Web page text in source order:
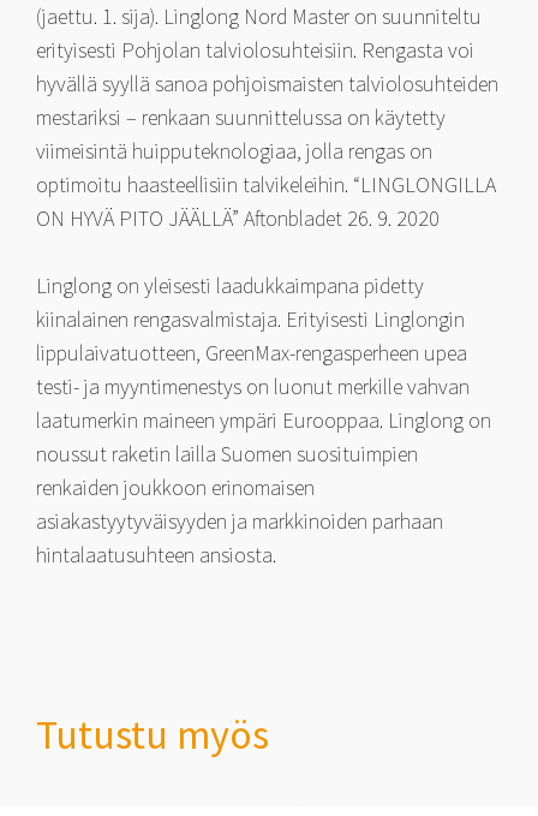
(jaettu. 1. sija). Linglong Nord Master on suunniteltu
erityisesti Pohjolan talviolosuhteisiin. Rengasta voi
hyvällä syyllä sanoa pohjoismaisten talviolosuhteiden
mestariksi – renkaan suunnittelussa on käytetty
viimeisintä huipputeknologiaa, jolla rengas on
optimoitu haasteellisiin talvikeleihin. “LINGLONGILLA
ON HYVÄ PITO JÄÄLLÄ” Aftonbladet 26. 9. 2020
Linglong on yleisesti laadukkaimpana pidetty
kiinalainen rengasvalmistaja. Erityisesti Linglongin
lippulaivatuotteen, GreenMax-rengasperheen upea
testi- ja myyntimenestys on luonut merkille vahvan
laatumerkin maineen ympäri Eurooppaa. Linglong on
noussut raketin lailla Suomen suosituimpien
renkaiden joukkoon erinomaisen
asiakastyytyväisyyden ja markkinoiden parhaan
hintalaatusuhteen ansiosta.
Tutustu myös